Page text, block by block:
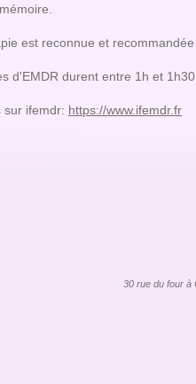
est reconnue et
d'EMDR durent entre 1h et 1h30
sur ifemdr: https://www.ifemdr.fr
30 rue du four à